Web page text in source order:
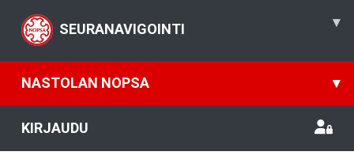
SEURANAVIGOINTI ▾
NASTOLAN NOPSA ▾
KIRJAUDU